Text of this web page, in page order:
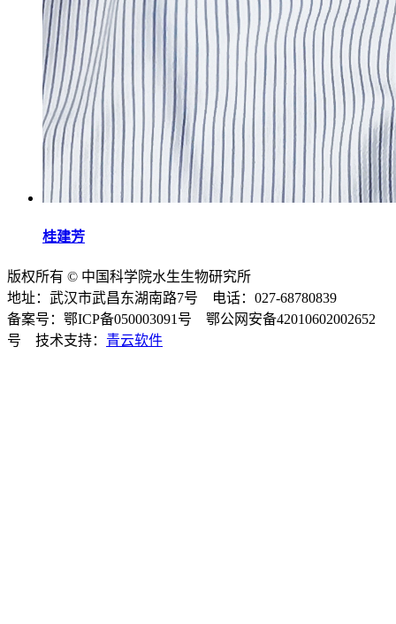
桂建芳
版权所有 © 中国科学院水生生物研究所
地址：武汉市武昌东湖南路7号 电话：027-68780839
备案号：鄂ICP备050003091号 鄂公网安备42010602002652
号 技术支持： 青云软件